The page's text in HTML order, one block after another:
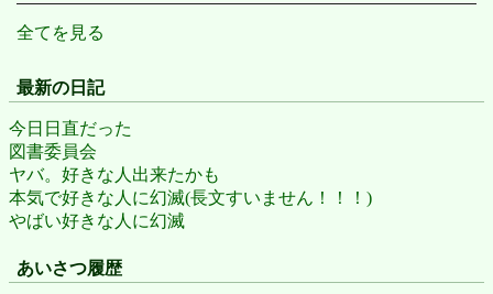
全てを見る
最新の日記
今日日直だった
図書委員会
ヤバ。好きな人出来たかも
本気で好きな人に幻滅(長文すいません！！！)
やばい好きな人に幻滅
あいさつ履歴